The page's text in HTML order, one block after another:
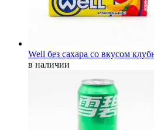
Well без сахара со вкусом
в наличии